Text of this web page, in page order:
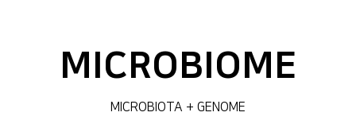
MICROBIOME
MICROBIOTA + GENOME